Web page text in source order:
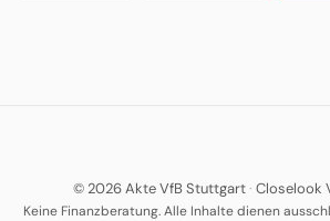
© 2026 Akte VfB Stuttgart· Closelook
Keine Finanzberatung. Alle Inhalte dienen